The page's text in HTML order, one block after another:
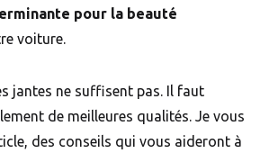
pour la beauté
voiture.
jantes ne suffisent pas. Il faut
de meilleures qualités. Je vous
des conseils qui vous aideront à